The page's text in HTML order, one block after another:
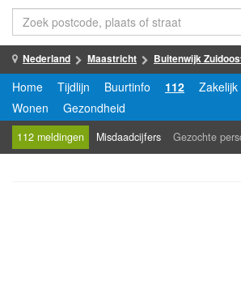
Nederland Maastricht Buitenwijk
Home Tijdlijn Buurtinfo 112 Zakelijk
Wonen
Gezondheid
112 meldingen Misdaadcijfers Gezochte